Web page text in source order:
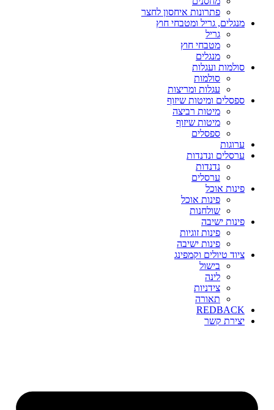
פתרונות איחסון לחצר
מנגלים, גריל ומטבחי חוץ
גריל
מטבחי חוץ
מנגלים
סולמות ועגלות
סולמות
עגלות ומריצות
ספסלים ומיטות שיזוף
מיטות רביצה
מיטות שיזוף
ספסלים
ערוגות
ערסלים ונדנדות
נדנדות
ערסלים
פינות אוכל
פינות אוכל
שולחנות
פינות ישיבה
פינות זוגיות
פינות ישיבה
ציוד טיולים וקמפינג
בישול
לינה
צידניות
תאורה
REDBACK
יצירת קשר